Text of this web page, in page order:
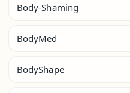
Body-Shaming
BodyMed
BodyShape